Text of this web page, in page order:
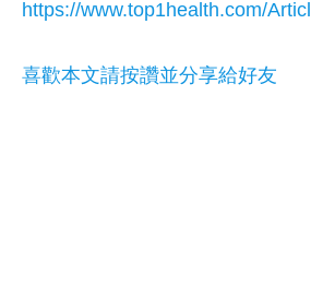
https://www.top1health.com/
喜歡本文請按讚並分享給好友